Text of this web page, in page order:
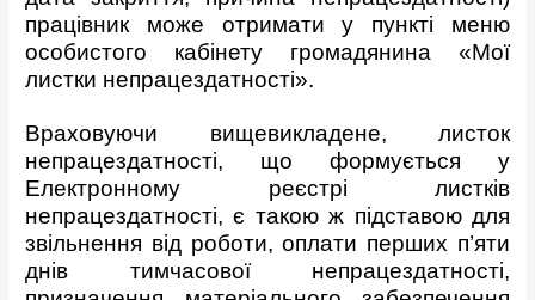
працівник може отримати у пункті меню
особистого кабінету громадянина «Мої
листки непрацездатності».
Враховуючи вищевикладене, листок
непрацездатності, що формується у
Електронному реєстрі листків
непрацездатності, є такою ж підставою для
звільнення від роботи, оплати перших п’яти
днів тимчасової непрацездатності,